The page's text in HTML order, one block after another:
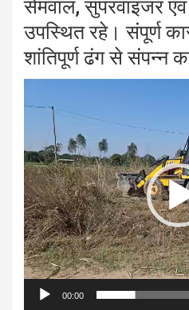
सेमवाल, सुपरवाइजर
उपस्थित रहे। संपूर्ण
शांतिपूर्ण ढंग से संपन्न
Player
00:00